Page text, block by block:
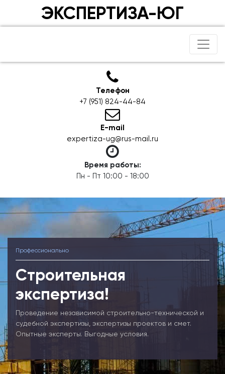
ЭКСПЕРТИЗА-ЮГ
Телефон
+7 (951) 824-44-84
E-mail
expertiza-ug@rus-mail.ru
Время работы:
Пн - Пт 10:00 - 18:00
Профессионально
Строительная
экспертиза!
Проведение независимой строительно-технической и
судебной экспертизы, экспертизы проектов и смет.
Опытные эксперты. Выгодные условия.